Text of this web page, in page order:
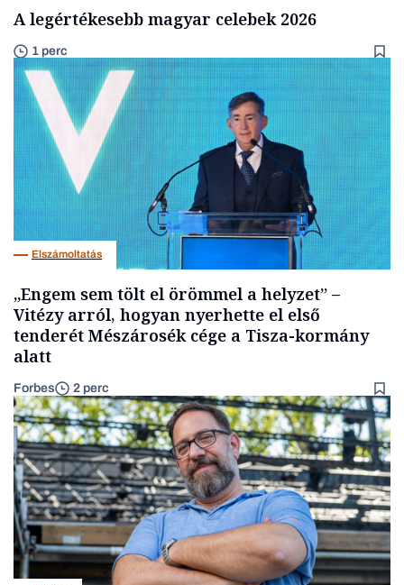
A legértékesebb magyar celebek 2026
1 perc
Elszámoltatás
„Engem sem tölt el örömmel a helyzet” –
Vitézy arról, hogyan nyerhette el első
tenderét Mészárosék cége a Tisza-kormány
alatt
Forbes 2 perc